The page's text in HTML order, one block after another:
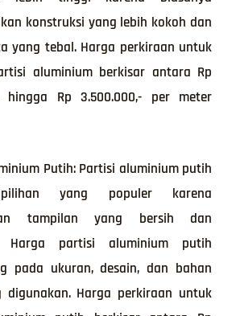
konstruksi yang lebih kokoh dan
yang tebal. Harga perkiraan untuk
aluminium berkisar antara Rp
hingga Rp 3.500.000,- per meter
Putih: Partisi aluminium putih
yang populer karena
tampilan yang bersih dan
Harga partisi aluminium putih
pada ukuran, desain, dan bahan
digunakan. Harga perkiraan untuk